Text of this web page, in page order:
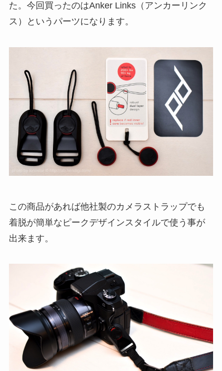
た。今回買ったのはAnker Links（アンカーリンク
ス）というパーツになります。
この商品があれば他社製のカメラストラップでも
着脱が簡単なピークデザインスタイルで使う事が
出来ます。